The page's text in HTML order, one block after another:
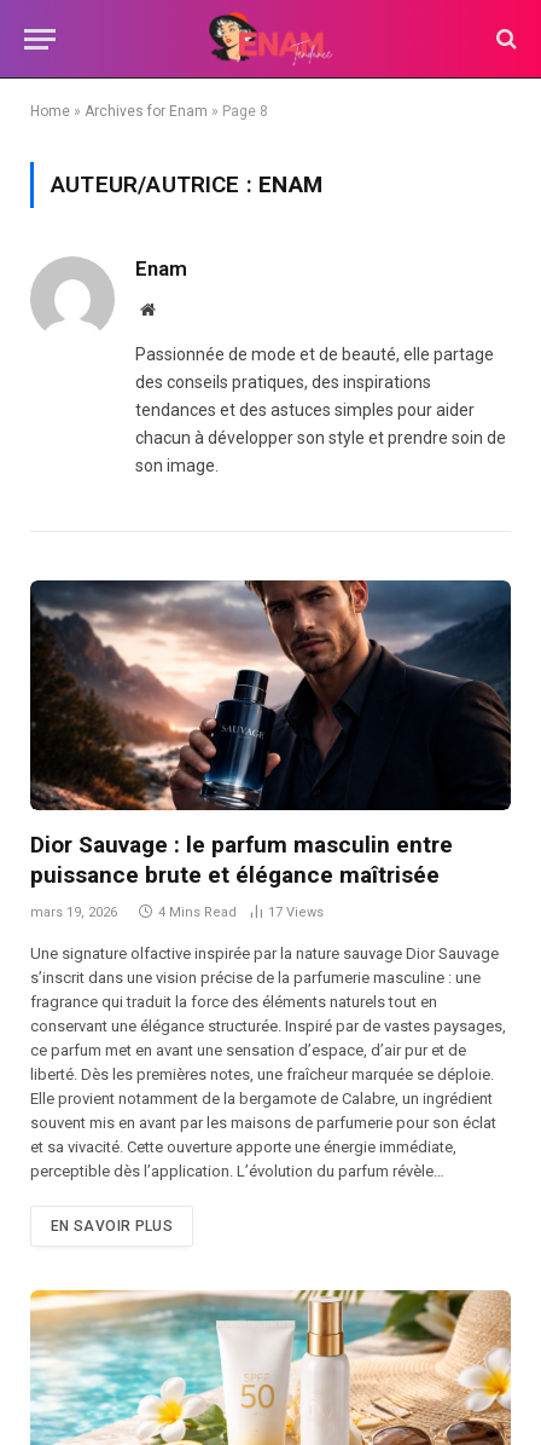
Home » Archives for Enam » Page 8
AUTEUR/AUTRICE : ENAM
Enam
Website
Passionnée de mode et de beauté, elle partage
des conseils pratiques, des inspirations
tendances et des astuces simples pour aider
chacun à développer son style et prendre soin de
son image.
Dior Sauvage : le parfum masculin entre
puissance brute et élégance maîtrisée
mars 19, 2026 4 Mins Read 17 Views
Une signature olfactive inspirée par la nature sauvage Dior Sauvage
s’inscrit dans une vision précise de la parfumerie masculine : une
fragrance qui traduit la force des éléments naturels tout en
conservant une élégance structurée. Inspiré par de vastes paysages,
ce parfum met en avant une sensation d’espace, d’air pur et de
liberté. Dès les premières notes, une fraîcheur marquée se déploie.
Elle provient notamment de la bergamote de Calabre, un ingrédient
souvent mis en avant par les maisons de parfumerie pour son éclat
et sa vivacité. Cette ouverture apporte une énergie immédiate,
perceptible dès l’application. L’évolution du parfum révèle…
EN SAVOIR PLUS